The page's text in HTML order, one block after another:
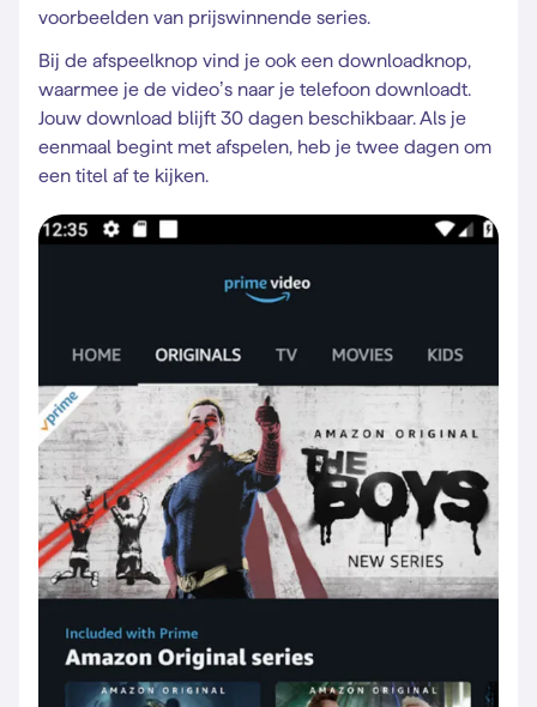
voorbeelden van prijswinnende series.
Bij de afspeelknop vind je ook een downloadknop,
waarmee je de video’s naar je telefoon downloadt.
Jouw download blijft 30 dagen beschikbaar. Als je
eenmaal begint met afspelen, heb je twee dagen om
een titel af te kijken.